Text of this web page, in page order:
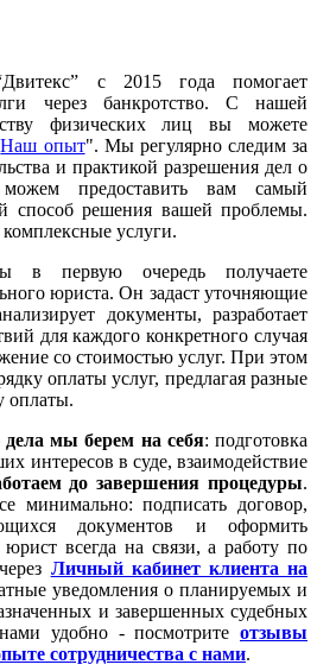
с 2015 года помогает
через банкротство. С нашей
физических лиц вы можете
Наш опыт". Мы регулярно следим за
и практикой разрешения дел о
можем предоставить вам самый
способ решения вашей проблемы.
услуги.
в первую очередь получаете
юриста. Он задаст уточняющие
документы, разработает
для каждого конкретного случая
со стоимостью услуг. При этом
оплаты услуг, предлагая разные
оплаты.
мы берем на себя: подготовка
интересов в суде, взаимодействие
до завершения процедуры.
минимально: подписать договор,
документов и оформить
всегда на связи, а работу по
Личный кабинет клиента на
уведомления о планируемых и
и завершенных судебных
удобно - посмотрите отзывы
сотрудничества с нами.